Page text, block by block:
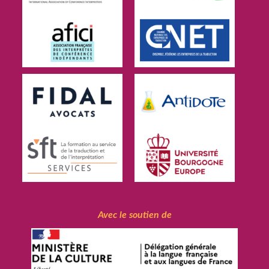
Avec le soutien de